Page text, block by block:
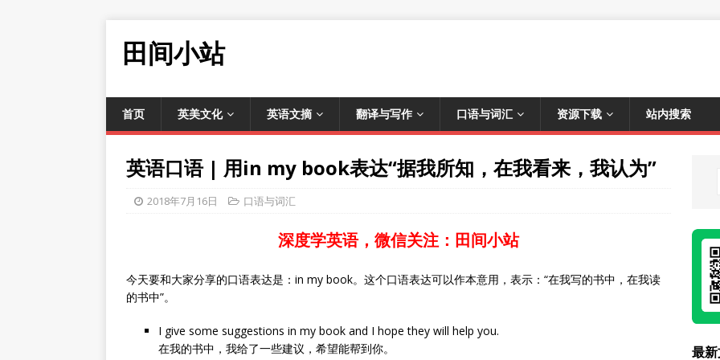
田间小站
首页 英美文化 英语文摘 翻译与写作 口语与词汇 资源下载 站内搜索
英语口语 | 用in my book表达“据我所知，在我看来，我认为”
2018年7月16日 口语与词汇
深度学英语，微信关注：田间小站
今天要和大家分享的口语表达是：in my book。这个口语表达可以作本意用，表示：“在我写的书中，在我读
的书中”。
I give some suggestions in my book and I hope they will help you.
在我的书中，我给了一些建议，希望能帮到你。
最